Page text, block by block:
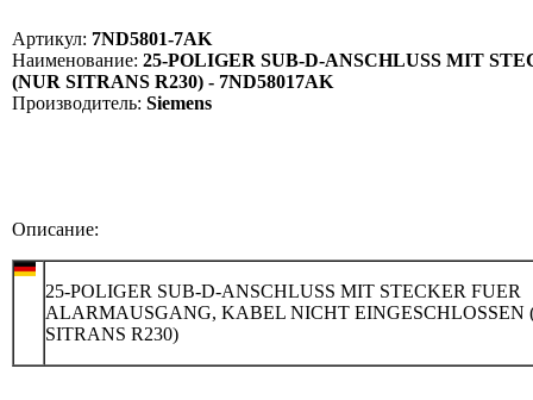
Артикул: 7ND5801-7AK
Наименование: 25-POLIGER SUB-D-ANSCHLUSS MIT
(NUR SITRANS R230) - 7ND58017AK
Производитель: Siemens
Описание:
25-POLIGER SUB-D-ANSCHLUSS MIT STECKER FUER
ALARMAUSGANG, KABEL NICHT EINGESCHLOSSEN
SITRANS R230)